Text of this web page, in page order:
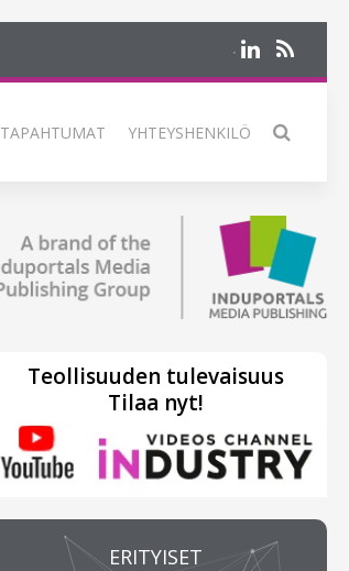
TAPAHTUMAT YHTEYSHENKILÖ
Teollisuuden tulevaisuus
Tilaa nyt!
ERITYISET